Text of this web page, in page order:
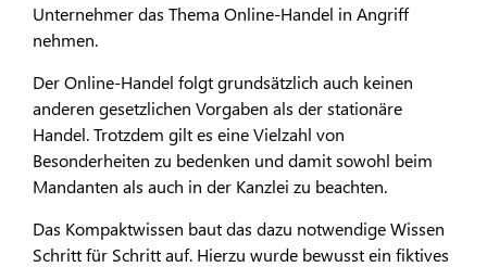
Unternehmer das Thema Online-Handel in Angriff
nehmen.
Der Online-Handel folgt grundsätzlich auch keinen
anderen gesetzlichen Vorgaben als der stationäre
Handel. Trotzdem gilt es eine Vielzahl von
Besonderheiten zu bedenken und damit sowohl beim
Mandanten als auch in der Kanzlei zu beachten.
Das Kompaktwissen baut das dazu notwendige Wissen
Schritt für Schritt auf. Hierzu wurde bewusst ein fiktives